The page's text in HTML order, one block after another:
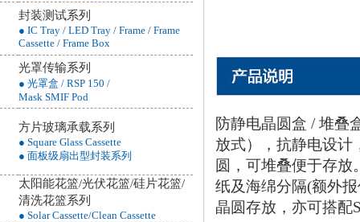
封装测试系列
● IC Tray / LED Tray / Frame / Frame
Cassette / Frame Box
光罩传输系列
● 光罩盒 / RSP 150 /
Mask SMIF Pod
方片玻璃承载系列
● Square Glass Cassette
● 面板级扇出型封装系列
太阳能花篮/光伏花篮/硅片花篮/
清洗花篮系列
● Solar Cassette/Clean Cassette
防静电晶圆盒 / 堆叠
放式），抗静电设计
圆，可堆叠便于存放
纸及海绵分隔(额外
晶圆存放，亦可搭配